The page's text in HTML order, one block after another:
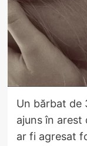
Un bărbat de
ajuns în arest
ar fi agresat